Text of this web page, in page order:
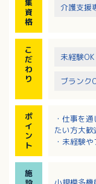
集
資
格
介護支援
こ
だ
わ
り
未経験OK
ブランク
ポ
イ
ン
ト
・仕事を
たい方大歓
・未経験
チベーシ
施